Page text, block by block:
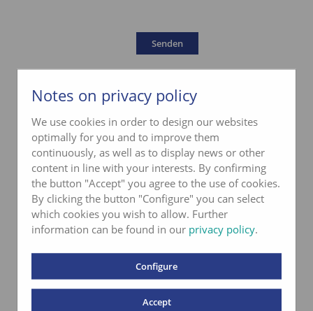
Notes on privacy policy
We use cookies in order to design our websites
optimally for you and to improve them
continuously, as well as to display news or other
content in line with your interests. By confirming
the button "Accept" you agree to the use of cookies.
By clicking the button "Configure" you can select
which cookies you wish to allow. Further
information can be found in our privacy policy.
Configure
Accept